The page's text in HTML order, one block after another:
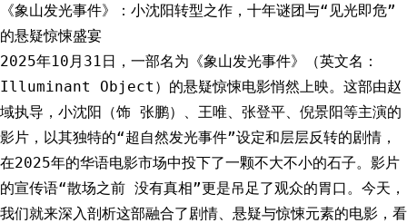
《象山发光事件》：小沈阳转型之作，十年谜团与“见光即危”
的悬疑惊悚盛宴
2025年10月31日，一部名为《象山发光事件》（英文名：
Illuminant Object）的悬疑惊悚电影悄然上映。这部由赵
域执导，小沈阳（饰 张鹏）、王唯、张登平、倪景阳等主演的
影片，以其独特的“超自然发光事件”设定和层层反转的剧情，
在2025年的华语电影市场中投下了一颗不大不小的石子。影片
的宣传语“散场之前 没有真相”更是吊足了观众的胃口。今天，
我们就来深入剖析这部融合了剧情、悬疑与惊悚元素的电影，看